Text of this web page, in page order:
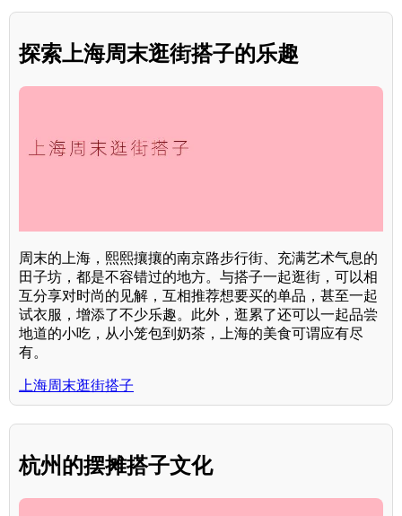
探索上海周末逛街搭子的乐趣
周末的上海，熙熙攘攘的南京路步行街、充满艺术气息的
田子坊，都是不容错过的地方。与搭子一起逛街，可以相
互分享对时尚的见解，互相推荐想要买的单品，甚至一起
试衣服，增添了不少乐趣。此外，逛累了还可以一起品尝
地道的小吃，从小笼包到奶茶，上海的美食可谓应有尽
有。
上海周末逛街搭子
杭州的摆摊搭子文化